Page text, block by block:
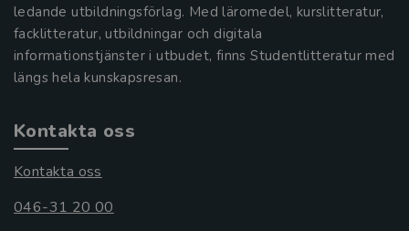
ledande utbildningsförlag. Med läromedel, kurslitteratur,
facklitteratur, utbildningar och digitala
informationstjänster i utbudet, finns Studentlitteratur med
längs hela kunskapsresan.
Kontakta oss
Kontakta oss
046-31 20 00